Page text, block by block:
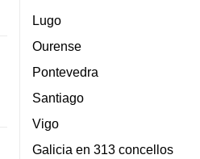
Lugo
Ourense
Pontevedra
Santiago
Vigo
Galicia en 313 concellos